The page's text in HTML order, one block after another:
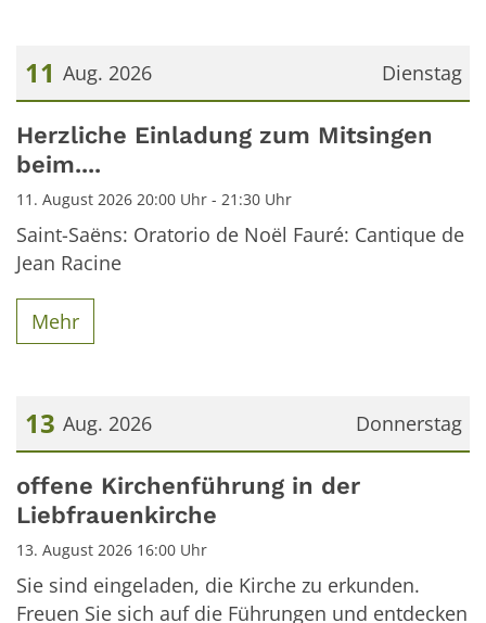
Dienstag
11 Aug. 2026
Datum: 11. August 2026
Herzliche Einladung zum Mitsingen
beim....
11. August 2026 20:00 Uhr - 21:30 Uhr
Saint-Saëns: Oratorio de Noël Fauré: Cantique de
Jean Racine
Mehr
Donnerstag
13 Aug. 2026
Datum: 13. August 2026
offene Kirchenführung in der
Liebfrauenkirche
13. August 2026 16:00 Uhr
Sie sind eingeladen, die Kirche zu erkunden.
Freuen Sie sich auf die Führungen und entdecken